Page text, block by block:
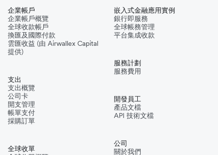
企業帳戶
企業帳戶概覽
全球收款帳戶
換匯及國際付款
雲匯收益 (由 Airwallex Capital
提供)
支出
支出概覽
公司卡
開支管理
帳單支付
採購訂單
全球收單
嵌入式金融應用實例
銀行即服務
全球帳務管理
平台集成收款
服務計劃
服務費用
開發員工
產品文檔
API 技術文檔
公司
關於我們